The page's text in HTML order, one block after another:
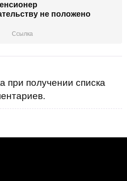
не положено
Ссылка
при получении списка